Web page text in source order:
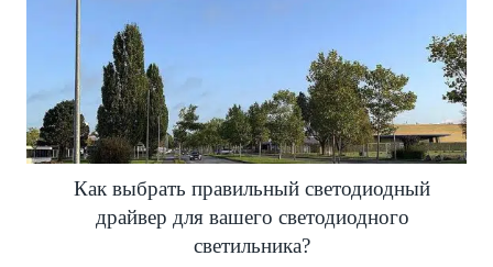
Как выбрать правильный светодиодный
драйвер для вашего светодиодного
светильника?